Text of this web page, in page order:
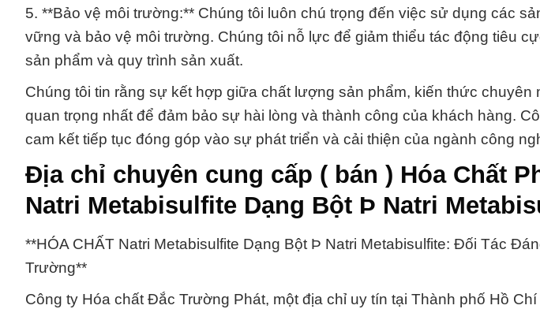
5. **Bảo vệ môi trường:** Chúng tôi luôn chú trọng đến việc sử dụng các
vững và bảo vệ môi trường. Chúng tôi nỗ lực để giảm thiểu tác động tiêu
sản phẩm và quy trình sản xuất.
Chúng tôi tin rằng sự kết hợp giữa chất lượng sản phẩm, kiến thức chuyên
quan trọng nhất để đảm bảo sự hài lòng và thành công của khách hàng.
cam kết tiếp tục đóng góp vào sự phát triển và cải thiện của ngành công
Địa chỉ chuyên cung cấp ( bán ) Hóa Chất
Natri Metabisulfite Dạng Bột Þ Natri
**HÓA CHẤT Natri Metabisulfite Dạng Bột Þ Natri Metabisulfite: Đối Tác
Trường**
Công ty Hóa chất Đắc Trường Phát, một địa chỉ uy tín tại Thành phố Hồ